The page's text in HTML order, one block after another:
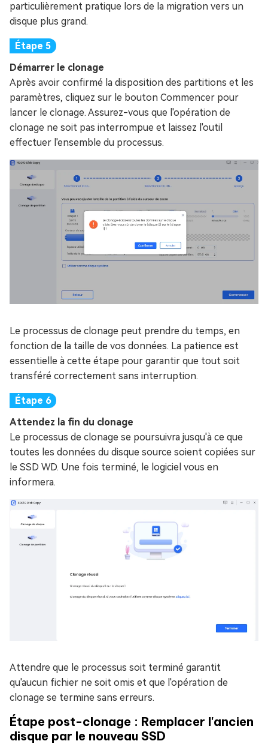
particulièrement pratique lors de la migration vers un
disque plus grand.
Démarrer le clonage
Après avoir confirmé la disposition des partitions et les
paramètres, cliquez sur le bouton Commencer pour
lancer le clonage. Assurez-vous que l'opération de
clonage ne soit pas interrompue et laissez l'outil
effectuer l'ensemble du processus.
Le processus de clonage peut prendre du temps, en
fonction de la taille de vos données. La patience est
essentielle à cette étape pour garantir que tout soit
transféré correctement sans interruption.
Attendez la fin du clonage
Le processus de clonage se poursuivra jusqu'à ce que
toutes les données du disque source soient copiées sur
le SSD WD. Une fois terminé, le logiciel vous en
informera.
Attendre que le processus soit terminé garantit
qu'aucun fichier ne soit omis et que l'opération de
clonage se termine sans erreurs.
Étape post-clonage : Remplacer l'ancien
disque par le nouveau SSD